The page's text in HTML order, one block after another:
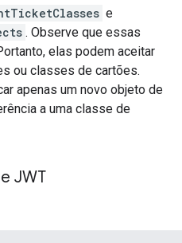
e
. Observe que essas
elas podem aceitar
ou classes de cartões.
apenas um novo objeto de
a uma classe de
JWT